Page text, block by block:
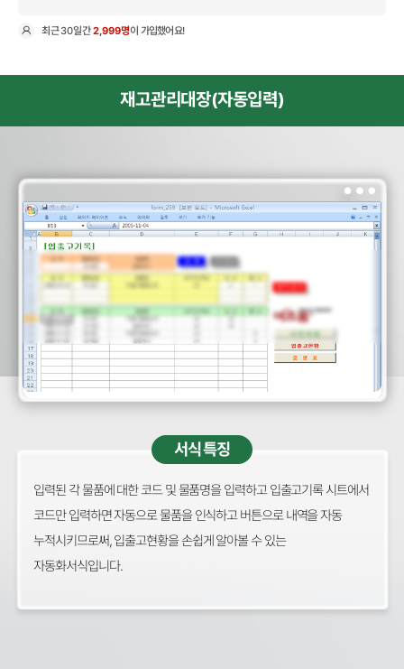
최근30일간2,999명이 가입했어요!
재고관리대장(자동입력)
서식 특징
입력된 각 물품에 대한 코드 및 물품명을 입력하고 입출고기록 시트에서
코드만 입력하면 자동으로 물품을 인식하고 버튼으로 내역을 자동
누적시키므로써, 입출고현황을 손쉽게 알아볼 수 있는
자동화서식입니다.